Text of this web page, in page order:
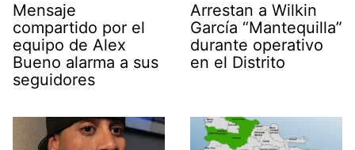
Mensaje
compartido por el
equipo de Alex
Bueno alarma a sus
seguidores
Arrestan a Wilkin
García “Mantequilla”
durante operativo
en el Distrito